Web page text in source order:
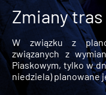
Zmiany tras
W związku z
związanych z
Piaskowym, tylko w
niedziela) planowane